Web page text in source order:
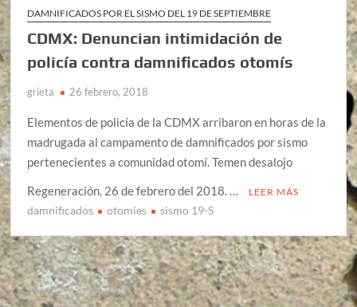
DAMNIFICADOS POR EL SISMO DEL 19 DE SEPTIEMBRE
CDMX: Denuncian intimidación de
policía contra damnificados otomís
grieta 26 febrero, 2018
Elementos de policía de la CDMX arribaron en horas de la
madrugada al campamento de damnificados por sismo
pertenecientes a comunidad otomí. Temen desalojo
Regeneración, 26 de febrero del 2018. …
LEER MÁS
damnificados otomíes sismo 19-S